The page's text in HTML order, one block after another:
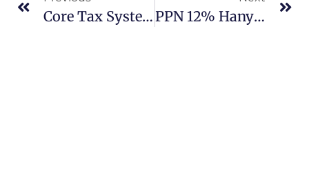
Core Tax System, Sistem Pajak Baru Di RI Mulai Januari 2025? PPN 12% Hanya Untuk Barang Mewah, Ini Pesan Dari Pengusaha